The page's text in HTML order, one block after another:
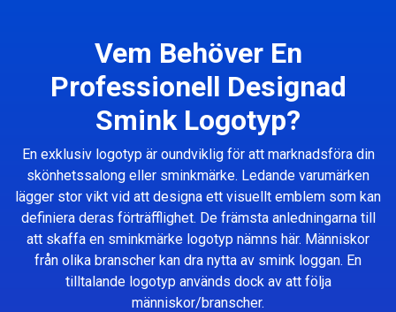
Vem Behöver En
Professionell Designad
Smink Logotyp?
En exklusiv logotyp är oundviklig för att marknadsföra din
skönhetssalong eller sminkmärke. Ledande varumärken
lägger stor vikt vid att designa ett visuellt emblem som kan
definiera deras förträfflighet. De främsta anledningarna till
att skaffa en sminkmärke logotyp nämns här. Människor
från olika branscher kan dra nytta av smink loggan. En
tilltalande logotyp används dock av att följa
människor/branscher.